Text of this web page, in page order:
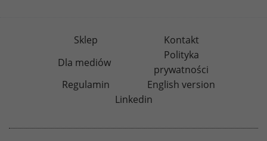
Sklep
Kontakt
Dla mediów
Polityka
prywatności
Regulamin
English version
Linkedin